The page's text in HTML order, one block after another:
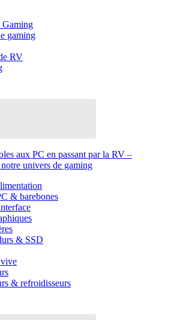
Gaming
gaming
RV
aux PC en passant par la RV –
univers de gaming
& barebones
& SSD
& refroidisseurs